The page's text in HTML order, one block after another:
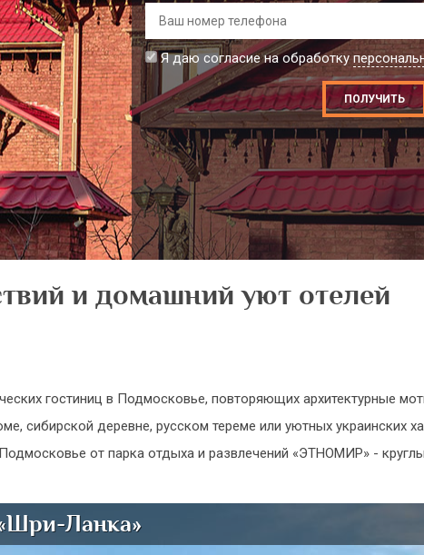
Я даю согласие на обработку
ПОЛУЧИТЬ
и домашний уют отелей
гостиниц в Подмосковье, повторяющих архитектурные
сибирской деревне, русском тереме или уютных украинских
от парка отдыха и развлечений «ЭТНОМИР» -
Ланка»